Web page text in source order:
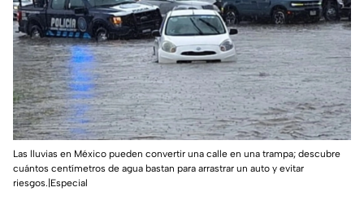
Las lluvias en México pueden convertir una calle en una trampa; descubre
cuántos centímetros de agua bastan para arrastrar un auto y evitar
riesgos.|Especial